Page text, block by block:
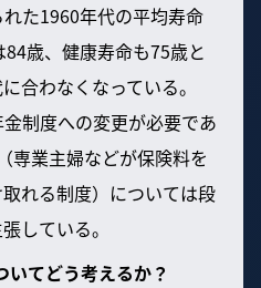
た1960年代の平均寿命
歳、健康寿命も75歳と
合わなくなっている。
制度への変更が必要であ
専業主婦などが保険料を
れる制度）については段
している。
いてどう考えるか？